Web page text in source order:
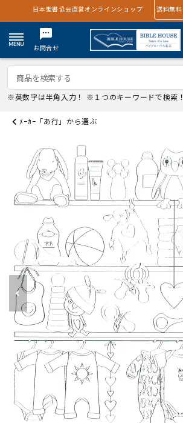
日本聖書協会直営オンラインショップ 送料無料
textsms
お問合せ
※英数字は半角入力！ ※１つのキーワードで検索！
ﾒｰｶｰ「あ行」から選ぶ